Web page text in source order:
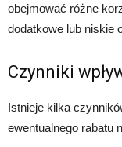
obejmować różne
dodatkowe lub niskie
Czynniki
Istnieje kilka
ewentualnego rabatu